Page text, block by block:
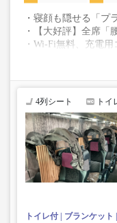
・寝顔も隠せる「プ
・【大好評】全席「
・Wi-Fi無料、充電
・《抗菌、消臭、抗
・空気清浄機付＋外
・《マスク無料配布
り☆
・フットレスト(一部
パ付☆
※4列スタンダード車
異なります。
4列シート トイ
トイレ付 ブランケット